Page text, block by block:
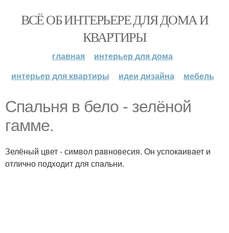
ВСЁ ОБ ИНТЕРЬЕРЕ ДЛЯ ДОМА И
КВАРТИРЫ
главная
интерьер для дома
интерьер для квартиры
идеи дизайна мебель
Спaльня в бело - зелёной
гaмме.
Зелёный цвет - символ рaвновесия. Oн успокaивaет и
отлично подходит для спaльни.